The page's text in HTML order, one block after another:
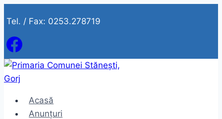
to
content
Tel. / Fax: 0253.278719
Acasă
Anunțuri